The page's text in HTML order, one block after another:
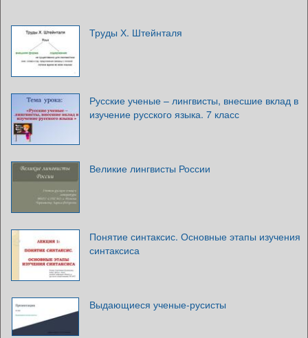
Труды Х. Штейнталя
Русские ученые – лингвисты, внесшие вклад в
изучение русского языка. 7 класс
Великие лингвисты России
Понятие синтаксис. Основные этапы изучения
синтаксиса
Выдающиеся ученые-русисты